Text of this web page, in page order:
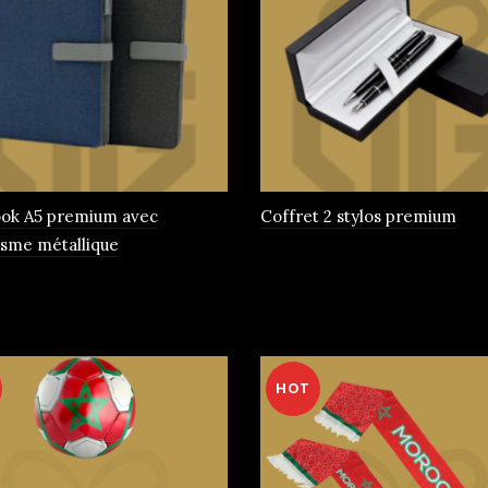
A5 premium avec
métallique
Coffret 2 stylos premium
HOT